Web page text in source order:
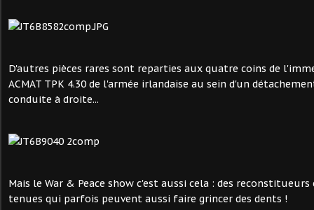
D'autres pièces rares sont reparties aux quatre coins de
ACMAT TPK 4.30 de l'armée irlandaise au sein d'un
conduite à droite...
Mais le War & Peace show c'est aussi cela : des
tenues qui parfois peuvent aussi faire grincer des dents !